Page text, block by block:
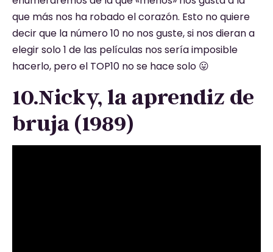
que más nos ha robado el corazón. Esto no quiere
decir que la número 10 no nos guste, si nos dieran a
elegir solo 1 de las películas nos sería imposible
hacerlo, pero el TOP10 no se hace solo 😛
10.Nicky, la aprendiz de
bruja (1989)